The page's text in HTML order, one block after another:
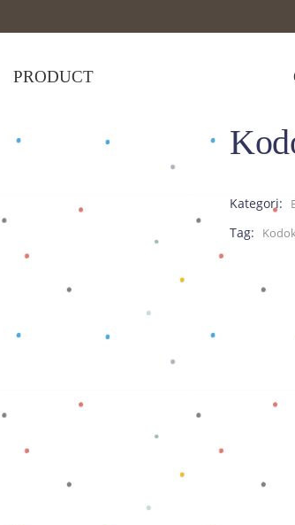
PRODUCT
Strawberry
Kategori:
Tag: